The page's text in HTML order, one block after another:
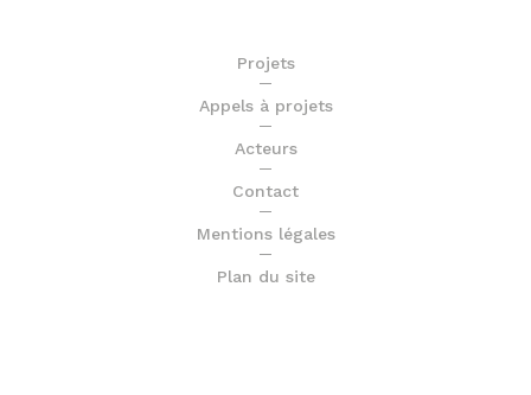
Projets
Appels à projets
Acteurs
Contact
Mentions légales
Plan du site